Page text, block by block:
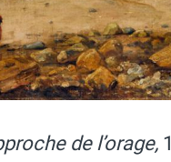
de l’orage,